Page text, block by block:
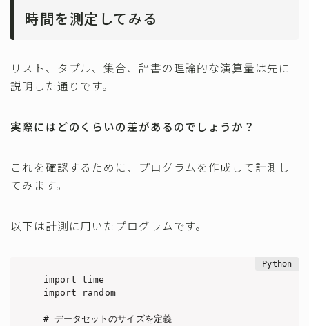
時間を測定してみる
リスト、タプル、集合、辞書の理論的な演算量は先に
説明した通りです。
実際にはどのくらいの差があるのでしょうか？
これを確認するために、プログラムを作成して計測し
てみます。
以下は計測に用いたプログラムです。
import time
import random
# データセットのサイズを定義